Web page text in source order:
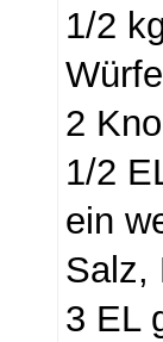
1/2
2
1/2
ein
Salz,
3 EL